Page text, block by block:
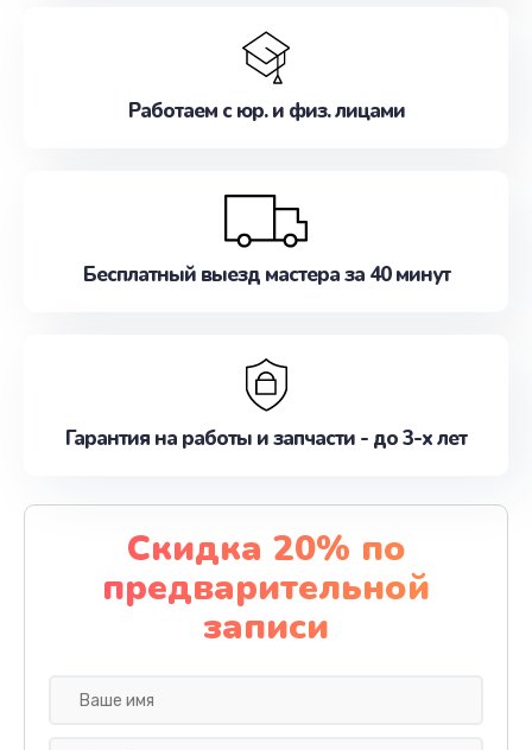
Работаем с юр. и физ. лицами
Бесплатный выезд мастера за 40 минут
Гарантия на работы и запчасти - до 3-х лет
Скидка 20% по
предварительной
записи